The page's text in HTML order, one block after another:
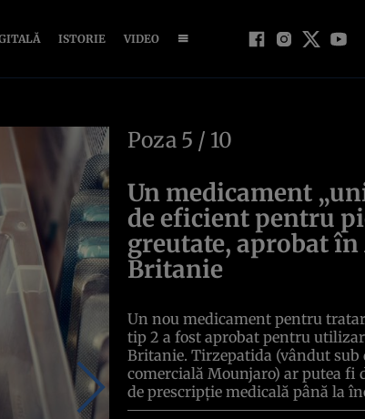
ISTORIE VIDEO
Poza 5 / 10
Un medicament
de eficient pentru
greutate, aprobat în
Britanie
Un nou medicament pentru
tip 2 a fost aprobat pentru
Britanie. Tirzepatida (vândut sub
comercială Mounjaro) ar putea fi
de prescripție medicală până la